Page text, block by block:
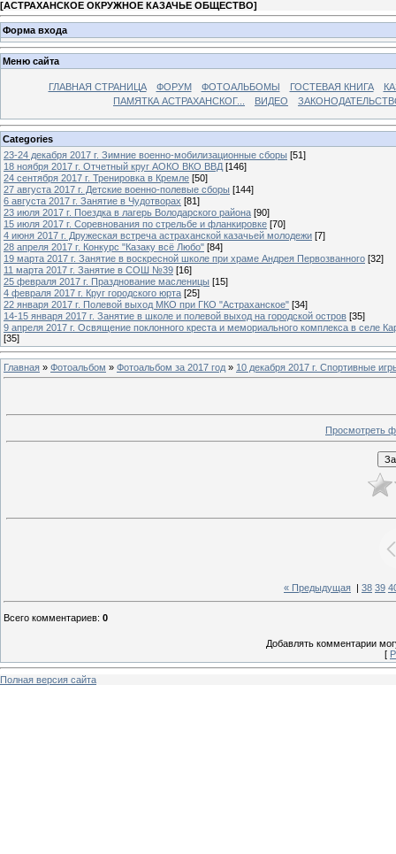
[АСТРАХАНСКОЕ ОКРУЖНОЕ КАЗАЧЬЕ ОБЩЕСТВО]
Форма входа
Меню сайта
ГЛАВНАЯ СТРАНИЦА ФОРУМ ФОТОАЛЬБОМЫ ГОСТЕВАЯ КНИГА
ПАМЯТКА АСТРАХАНСКОГ...
ВИДЕО
Categories
23-24 декабря 2017 г. Зимние военно-мобилизационные сборы [51]
18 ноября 2017 г. Отчетный круг АОКО ВКО ВВД [146]
24 сентября 2017 г. Тренировка в Кремле [50]
27 августа 2017 г. Детские военно-полевые сборы [144]
6 августа 2017 г. Занятие в Чудотворах [81]
23 июля 2017 г. Поездка в лагерь Володарского района [90]
15 июля 2017 г. Соревнования по стрельбе и фланкировке [70]
4 июня 2017 г. Дружеская встреча астраханской казачьей молодежи [7]
28 апреля 2017 г. Конкурс "Казаку всё Любо" [84]
19 марта 2017 г. Занятие в воскресной школе при храме Андрея Первозванного [32]
11 марта 2017 г. Занятие в СОШ №39 [16]
25 февраля 2017 г. Празднование масленицы [15]
4 февраля 2017 г. Круг городского юрта [25]
22 января 2017 г. Полевой выход МКО при ГКО "Астраханское" [34]
14-15 января 2017 г. Занятие в школе и полевой выход на городской остров [35]
9 апреля 2017 г. Освящение поклонного креста и мемориального комплекса в селе
[35]
Главная » Фотоальбом » Фотоальбом за 2017 год » 10 декабря 2017 г. Спортивные
Просмотреть
« Предыдущая 38 39
Всего комментариев: 0
Добавлять комментарии
[
Полная версия сайта